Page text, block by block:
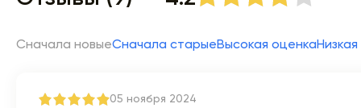
Сначала новыеСначала старыеВысокая оценка
05 ноября 2024